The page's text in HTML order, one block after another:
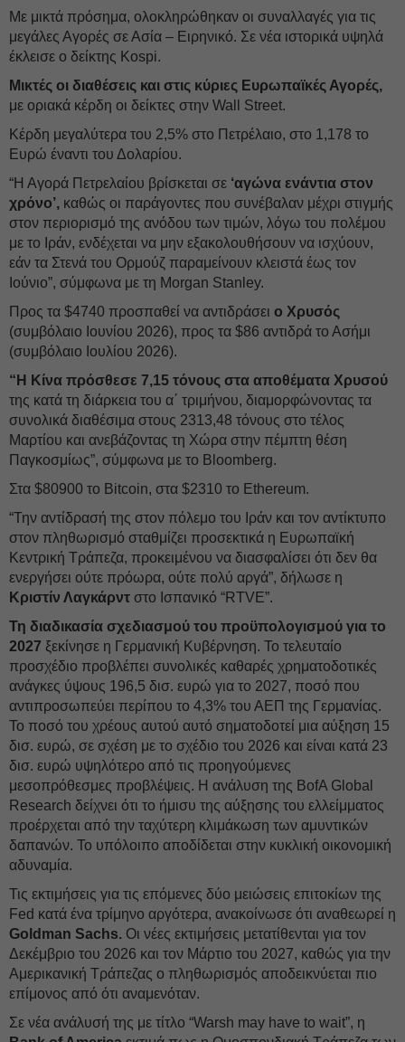
Με μικτά πρόσημα, ολοκληρώθηκαν οι συναλλαγές για τις
μεγάλες Αγορές σε Ασία – Ειρηνικό. Σε νέα ιστορικά υψηλά
έκλεισε ο δείκτης Kospi.
Μικτές οι διαθέσεις και στις κύριες Ευρωπαϊκές Αγορές,
με οριακά κέρδη οι δείκτες στην Wall Street.
Κέρδη μεγαλύτερα του 2,5% στο Πετρέλαιο, στο 1,178 το
Ευρώ έναντι του Δολαρίου.
“Η Αγορά Πετρελαίου βρίσκεται σε ‘αγώνα ενάντια στον
χρόνο’, καθώς οι παράγοντες που συνέβαλαν μέχρι στιγμής
στον περιορισμό της ανόδου των τιμών, λόγω του πολέμου
με το Ιράν, ενδέχεται να μην εξακολουθήσουν να ισχύουν,
εάν τα Στενά του Ορμούζ παραμείνουν κλειστά έως τον
Ιούνιο”, σύμφωνα με τη Morgan Stanley.
Προς τα $4740 προσπαθεί να αντιδράσει ο Χρυσός
(συμβόλαιο Ιουνίου 2026), προς τα $86 αντιδρά το Ασήμι
(συμβόλαιο Ιουλίου 2026).
“Η Κίνα πρόσθεσε 7,15 τόνους στα αποθέματα Χρυσού
της κατά τη διάρκεια του α΄ τριμήνου, διαμορφώνοντας τα
συνολικά διαθέσιμα στους 2313,48 τόνους στο τέλος
Μαρτίου και ανεβάζοντας τη Χώρα στην πέμπτη θέση
Παγκοσμίως”, σύμφωνα με το Bloomberg.
Στα $80900 το Bitcoin, στα $2310 το Ethereum.
“Την αντίδρασή της στον πόλεμο του Ιράν και τον αντίκτυπο
στον πληθωρισμό σταθμίζει προσεκτικά η Ευρωπαϊκή
Κεντρική Τράπεζα, προκειμένου να διασφαλίσει ότι δεν θα
ενεργήσει ούτε πρόωρα, ούτε πολύ αργά”, δήλωσε η
Κριστίν Λαγκάρντ στο Ισπανικό “RTVE”.
Τη διαδικασία σχεδιασμού του προϋπολογισμού για το
2027 ξεκίνησε η Γερμανική Κυβέρνηση. Το τελευταίο
προσχέδιο προβλέπει συνολικές καθαρές χρηματοδοτικές
ανάγκες ύψους 196,5 δισ. ευρώ για το 2027, ποσό που
αντιπροσωπεύει περίπου το 4,3% του ΑΕΠ της Γερμανίας.
Το ποσό του χρέους αυτού αυτό σηματοδοτεί μια αύξηση 15
δισ. ευρώ, σε σχέση με το σχέδιο του 2026 και είναι κατά 23
δισ. ευρώ υψηλότερο από τις προηγούμενες
μεσοπρόθεσμες προβλέψεις. Η ανάλυση της BofA Global
Research δείχνει ότι το ήμισυ της αύξησης του ελλείμματος
προέρχεται από την ταχύτερη κλιμάκωση των αμυντικών
δαπανών. Το υπόλοιπο αποδίδεται στην κυκλική οικονομική
αδυναμία.
Τις εκτιμήσεις για τις επόμενες δύο μειώσεις επιτοκίων της
Fed κατά ένα τρίμηνο αργότερα, ανακοίνωσε ότι αναθεωρεί η
Goldman Sachs. Οι νέες εκτιμήσεις μετατίθενται για τον
Δεκέμβριο του 2026 και τον Μάρτιο του 2027, καθώς για την
Αμερικανική Τράπεζας ο πληθωρισμός αποδεικνύεται πιο
επίμονος από ότι αναμενόταν.
Σε νέα ανάλυσή της με τίτλο “Warsh may have to wait”, η